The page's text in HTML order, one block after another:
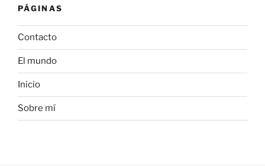
PÁGINAS
Contacto
El mundo
Inicio
Sobre mí